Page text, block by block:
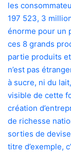
les
197 523, 3
énorme pour un
ces 8 grands
partie produits
n’est pas
à sucre, ni du
visible de cette
création
de richesse
sorties de
titre d’exemple,